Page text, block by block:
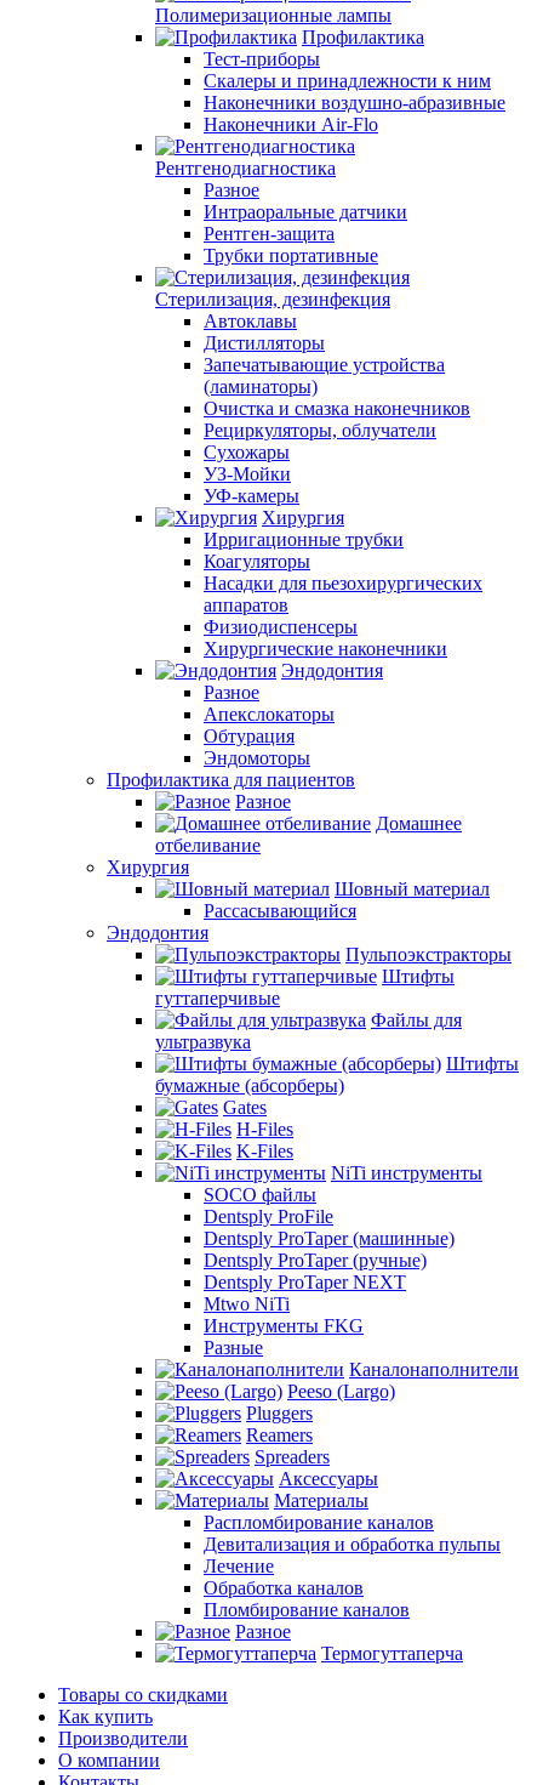
Полимеризационные лампы
Профилактика
Тест-приборы
Скалеры и принадлежности к ним
Наконечники воздушно-абразивные
Наконечники Air-Flo
Рентгенодиагностика
Разное
Интраоральные датчики
Рентген-защита
Трубки портативные
Стерилизация, дезинфекция
Автоклавы
Дистилляторы
Запечатывающие устройства
(ламинаторы)
Очистка и смазка наконечников
Рециркуляторы, облучатели
Сухожары
УЗ-Мойки
УФ-камеры
Хирургия
Ирригационные трубки
Коагуляторы
Насадки для пьезохирургических
аппаратов
Физиодиспенсеры
Хирургические наконечники
Эндодонтия
Разное
Апекслокаторы
Обтурация
Эндомоторы
Профилактика для пациентов
Разное
Домашнее
отбеливание
Хирургия
Шовный материал
Рассасывающийся
Эндодонтия
Пульпоэкстракторы
Штифты
гуттаперчивые
Файлы для
ультразвука
Штифты
бумажные (абсорберы)
Gates
H-Files
K-Files
NiTi инструменты
SOCO файлы
Dentsply ProFile
Dentsply ProTaper (машинные)
Dentsply ProTaper (ручные)
Dentsply ProTaper NEXT
Mtwo NiTi
Инструменты FKG
Разные
Каналонаполнители
Peeso (Largo)
Pluggers
Reamers
Spreaders
Аксессуары
Материалы
Распломбирование каналов
Девитализация и обработка пульпы
Лечение
Обработка каналов
Пломбирование каналов
Разное
Термогуттаперча
Товары со скидками
Как купить
Производители
О компании